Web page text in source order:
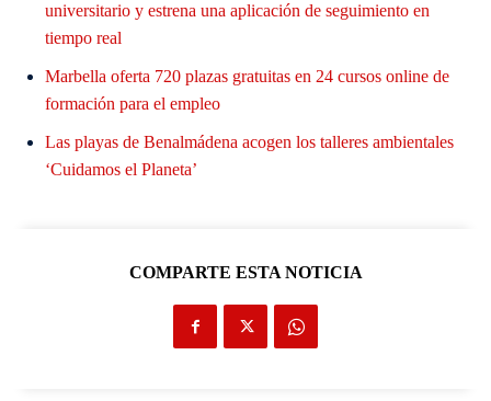
universitario y estrena una aplicación de seguimiento en
tiempo real
Marbella oferta 720 plazas gratuitas en 24 cursos online de
formación para el empleo
Las playas de Benalmádena acogen los talleres ambientales
‘Cuidamos el Planeta’
COMPARTE ESTA NOTICIA